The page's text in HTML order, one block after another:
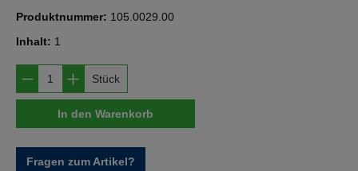
Produktnummer: 105.0029.00
Inhalt: 1
Produkt Anzahl: Gib den gewünschten
Stück
In den Warenkorb
Fragen zum Artikel?